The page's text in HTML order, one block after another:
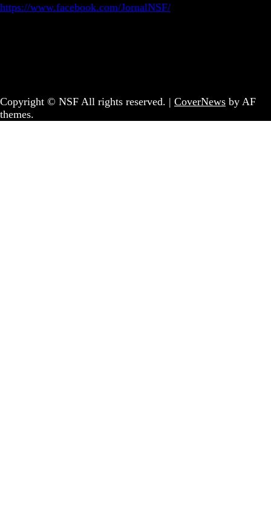
https://www.facebook.com/JornalNSF/
Copyright © NSF All rights reserved. | CoverNews by AF
themes.